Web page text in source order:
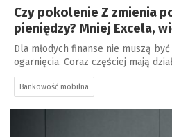
Czy pokolenie Z zmienia
pieniędzy? Mniej Excela,
Dla młodych finanse nie muszą
ogarnięcia. Coraz częściej mają
Bankowość mobilna
a